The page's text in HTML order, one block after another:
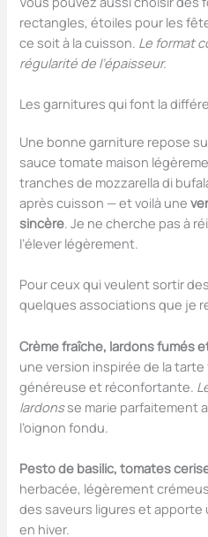
rectangles, étoiles pour les
ce soit à la cuisson. Le format
régularité de l’épaisseur.
Les garnitures qui font la
Une bonne garniture repose
sauce tomate maison
tranches de mozzarella di
après cuisson — et voilà une
sincère. Je ne cherche pas à
l’élever légèrement.
Pour ceux qui veulent sortir
quelques associations que je
Crème fraîche, lardons fumés
une version inspirée de la
généreuse et réconfortante.
lardonsse marie parfaitement
l’oignon fondu.
Pesto de basilic, tomates
herbacée, légèrement
des saveurs ligures et
en hiver.